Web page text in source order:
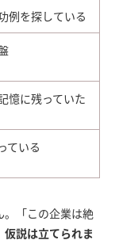
例を探している
憶に残っていた
ている
。「この企業は絶
仮説は立てられま